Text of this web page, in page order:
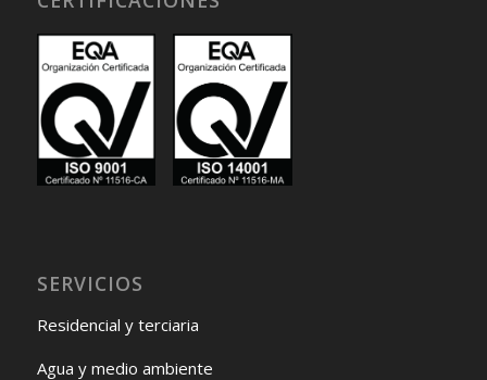
SERVICIOS
Residencial y terciaria
Agua y medio ambiente